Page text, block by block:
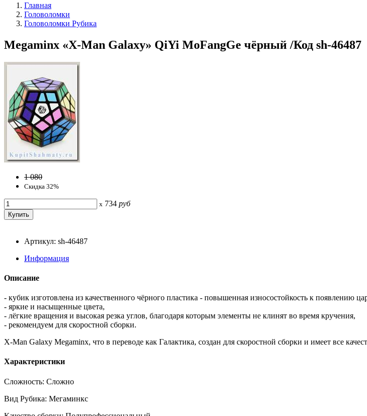
Главная
Головоломки
Головоломки Рубика
Megaminx «X-Man Galaxy» QiYi MoFangGe чёрный /Код sh-46487
1 080
Скидка 32%
x 734 руб
Артикул: sh-46487
Информация
Описание
- кубик изготовлена из качественного чёрного пластика - повышенная износостойкость к появлению
- яркие и насыщенные цвета,
- лёгкие вращения и высокая резка углов, благодаря которым элементы не клинят во время кручения,
- рекомендуем для скоростной сборки.
X-Man Galaxy Megaminx, что в переводе как Галактика, создан для скоростной сборки и имеет все
Характеристики
Сложность: Сложно
Вид Рубика: Мегаминкс